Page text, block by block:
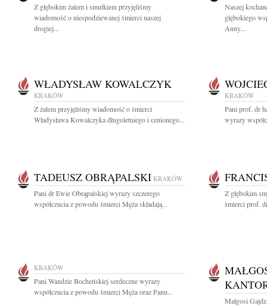
Z głębokim żalem i smutkiem przyjęliśmy
wiadomość o niespodziewanej śmierci naszej
drogiej...
Naszej
głębokiego
Anny...
WŁADYSŁAW KOWALCZYK
KRAKÓW
Z żalem przyjęliśmy wiadomość o śmierci
Władysława Kowalczyka długoletniego i cenionego...
KRAKÓW
Pani prof. dr
wyrazy
TADEUSZ OBRĄPALSKI KRAKÓW
Pani dr Ewie Obrąpalskiej wyrazy szczerego
współczucia z powodu śmierci Męża składają...
Z głębokim
śmierci prof.
KRAKÓW
Pani Wandzie Bocheńskiej serdeczne wyrazy
współczucia z powodu śmierci Męża oraz Panu...
Małgosi